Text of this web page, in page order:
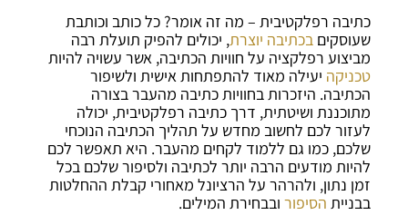
כתיבה רפלקטיבית – מה זה אומר?כל כותב וכותבת
שעוסקיםבכתיבה יוצרת, יכולים להפיק תועלת רבה
מביצוע רפלקציה על חוויות הכתיבה, אשר עשויה להיות
טכניקה יעילה מאוד להתפתחות אישית ולשיפור
הכתיבה. היזכרות בחוויות כתיבה מהעבר בצורה
מתוכננת ושיטתית, דרך כתיבה רפלקטיבית, יכולה
לעזור לכם לחשוב מחדש על תהליך הכתיבה הנוכחי
שלכם, כמו גם ללמוד לקחים מהעבר. היא תאפשר לכם
להיות מודעים הרבה יותר לכתיבה ולסיפור שלכם בכל
זמן נתון, ולהרהר על הרציונל מאחורי קבלת ההחלטות
בבניית הסיפור ובבחירת המילים.